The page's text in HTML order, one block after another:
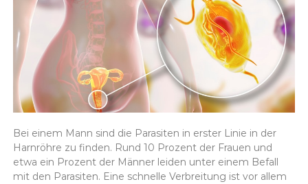
Bei einem Mann sind die Parasiten in erster Linie in der
Harnröhre zu finden. Rund 10 Prozent der Frauen und
etwa ein Prozent der Männer leiden unter einem Befall
mit den Parasiten. Eine schnelle Verbreitung ist vor allem